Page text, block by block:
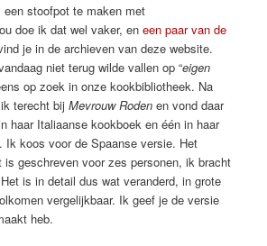
stoofpot te maken met
doe ik dat wel vaker, eneen paar van de
je in de archieven van deze website.
niet terug wilde vallen op “eigen
op zoek in onze kookbibliotheek. Na
ik terecht bijMevrouw Roden en vond daar
haar Italiaanse kookboek en één in haar
. Ik koos voor de Spaanse versie. Het
is geschreven voor zes personen, ik bracht
is in detail dus wat veranderd, in grote
vergelijkbaar. Ik geef je de versie
heb.